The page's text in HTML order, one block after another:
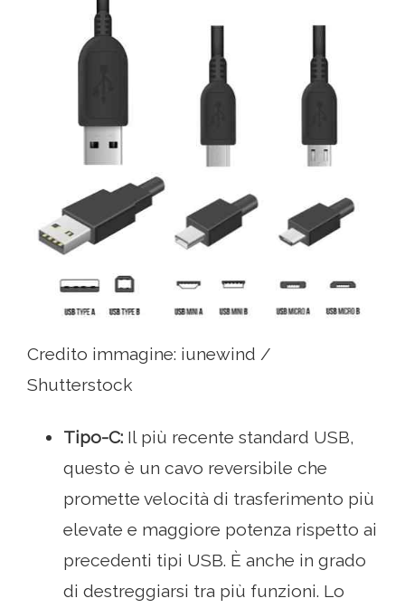
Credito immagine: iunewind /
Shutterstock
Tipo-C: Il più recente standard USB,
questo è un cavo reversibile che
promette velocità di trasferimento più
elevate e maggiore potenza rispetto ai
precedenti tipi USB. È anche in grado
di destreggiarsi tra più funzioni. Lo